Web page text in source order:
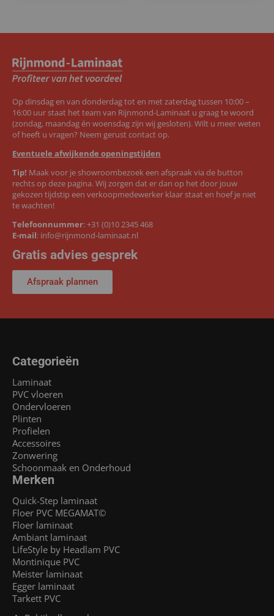
Op dinsdag en van donderdag tot en met zaterdag tussen 10:00 –
16:00 uur staat het team van Rijnmond-Laminaat u graag te woord
(zondag, maandag én woensdag zijn wij gesloten). Wilt u meer weten
of heeft u vragen? Neem gerust contact op.
Eventuele afwijkende openingstijden
Tip! Maak voor je showroombezoek een afspraak via de button
rechts op deze pagina. Wij zorgen dat er dan op het door jouw
gekozen tijdstip een verkoopmedewerker klaar staat en hoef je niet
te wachten!
Telefoonnummer:+31 (0)10 2345 468
E-mail: info@rijnmond-laminaat.nl
Gratis advies gesprek
Afspraak plannen
Categorieën
Laminaat
PVC vloeren
Ondervloeren
Plinten
Profielen
Accessoires
Zonwering
Schoonmaak en Onderhoud
Merken
Quick-Step laminaat
Floer PVC MEGAMAT©
Floer laminaat
Ambiant laminaat
LifeStyle by Headlam PVC
Montinique PVC
Meister laminaat
Egger laminaat
Tarkett PVC